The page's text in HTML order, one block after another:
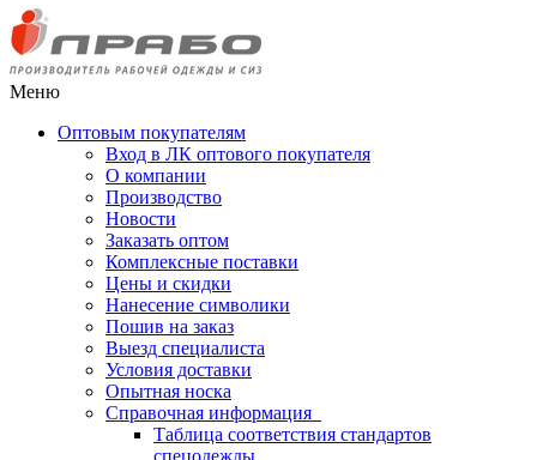
Меню
Оптовым покупателям
Вход в ЛК оптового покупателя
О компании
Производство
Новости
Заказать оптом
Комплексные поставки
Цены и скидки
Нанесение символики
Пошив на заказ
Выезд специалиста
Условия доставки
Опытная носка
Справочная информация
Таблица соответствия стандартов
спецодежды